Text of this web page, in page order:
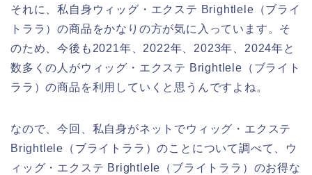
それに、私自身ウィッグ・エクステ Brightlele（ブライ
トララ）の商品をかなりの方が気に入っています。そ
のため、今後も2021年、2022年、2023年、2024年と
数多くの人がウィッグ・エクステ Brightlele（ブライト
ララ）の商品を利用していくと思うんですよね。
なので、今回、私自身がネットでウィッグ・エクステ
Brightlele（ブライトララ）のことについて調べて、ウ
ィッグ・エクステ Brightlele（ブライトララ）のお得な